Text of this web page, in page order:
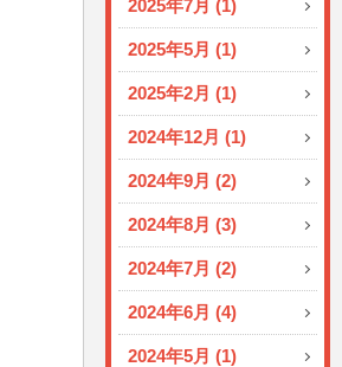
2025年7月 (1)
2025年5月 (1)
2025年2月 (1)
2024年12月 (1)
2024年9月 (2)
2024年8月 (3)
2024年7月 (2)
2024年6月 (4)
2024年5月 (1)